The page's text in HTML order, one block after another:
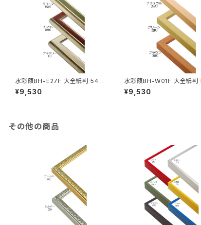
水彩額BH-E27F 大全紙判 544
×726ミリ
¥9,530
水彩額BH-W01F 大全紙
×726ミリ
¥9,530
その他の商品